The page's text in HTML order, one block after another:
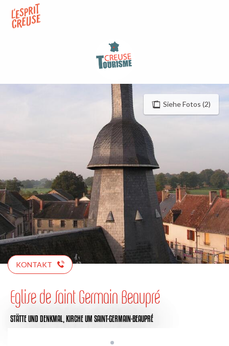
contenu
Siehe Fotos (2)
KONTAKT
Eglise de Saint Germain Beaupré
STÄTTE UND DENKMAL, KIRCHEUM SAINT-GERMAIN-BEAUPRÉ